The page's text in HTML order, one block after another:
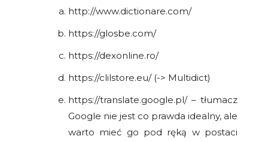
http://www.dictionare.com/
https://glosbe.com/
https://dexonline.ro/
https://clilstore.eu/ (-> Multidict)
https://translate.google.pl/ – tłumacz
Google nie jest co prawda idealny, ale
warto mieć go pod ręką w postaci